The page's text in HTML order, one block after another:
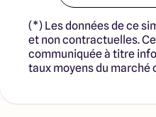
(*) Les données de ce
et non contractuelles.
communiquée à titre
taux moyens du marché